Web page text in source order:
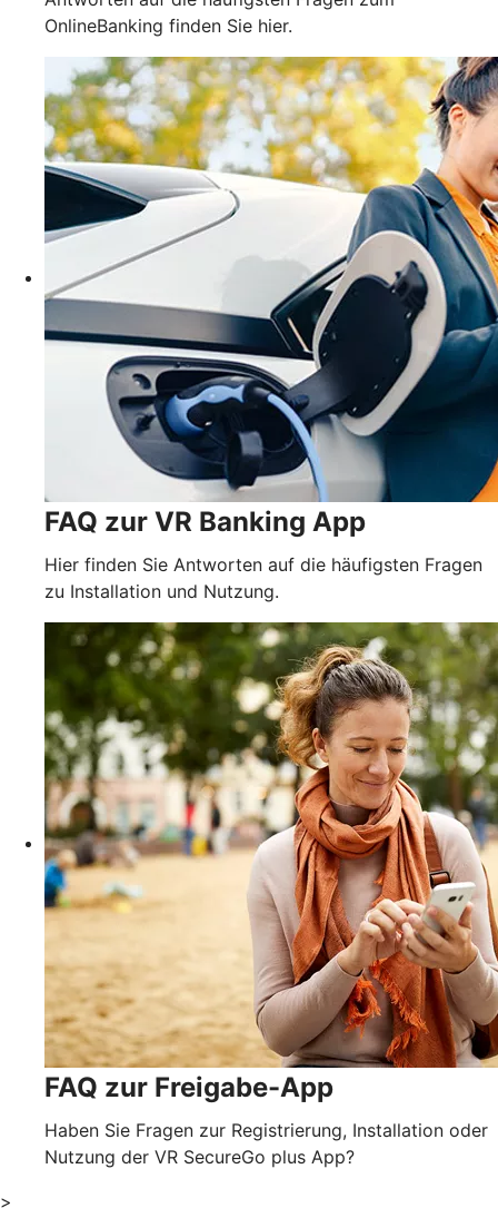
OnlineBanking finden Sie hier.
FAQ zur VR Banking App
Hier finden Sie Antworten auf die häufigsten Fragen
zu Installation und Nutzung.
FAQ zur Freigabe-App
Haben Sie Fragen zur Registrierung, Installation oder
Nutzung der VR SecureGo plus App?
>